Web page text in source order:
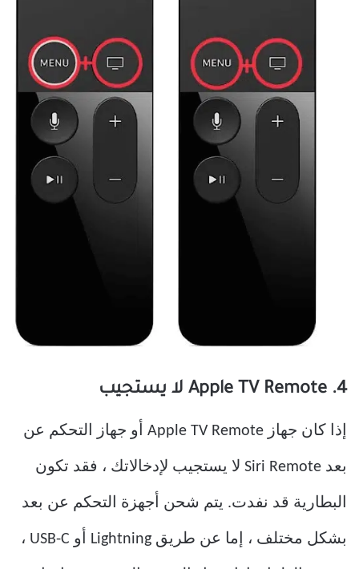
4. Apple TV Remote لا يستجيب
إذا كان جهاز Apple TV Remote أو جهاز التحكم عن
بعد Siri Remote لا يستجيب لإدخالاتك ، فقد تكون
البطارية قد نفدت. يتم شحن أجهزة التحكم عن بعد
بشكل مختلف ، إما عن طريق Lightning أو USB-C ،